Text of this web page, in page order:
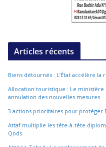
Articles récents
Biens détournés : L’État accélère
Allocation touristique : Le
annulation des nouvelles mesures
3 actions prioritaires pour protéger
Attaf multiplie les tête-à-tête
Qods